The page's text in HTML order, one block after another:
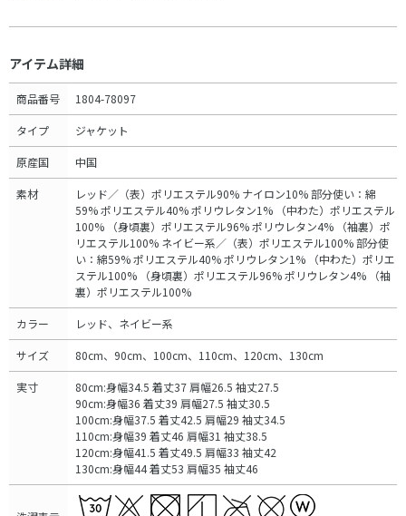
アイテム詳細
商品番号 1804-78097
タイプ ジャケット
原産国 中国
素材
レッド／（表）ポリエステル90% ナイロン10% 部分使い：綿
59% ポリエステル40% ポリウレタン1% （中わた）ポリエステル
100% （身頃裏）ポリエステル96% ポリウレタン4% （袖裏）ポ
リエステル100% ネイビー系／（表）ポリエステル100% 部分使
い：綿59% ポリエステル40% ポリウレタン1% （中わた）ポリエ
ステル100% （身頃裏）ポリエステル96% ポリウレタン4% （袖
裏）ポリエステル100%
カラー レッド、ネイビー系
サイズ 80cm、90cm、100cm、110cm、120cm、130cm
実寸
80cm:身幅34.5 着丈37 肩幅26.5 袖丈27.5
90cm:身幅36 着丈39 肩幅27.5 袖丈30.5
100cm:身幅37.5 着丈42.5 肩幅29 袖丈34.5
110cm:身幅39 着丈46 肩幅31 袖丈38.5
120cm:身幅41.5 着丈49.5 肩幅33 袖丈42
130cm:身幅44 着丈53 肩幅35 袖丈46